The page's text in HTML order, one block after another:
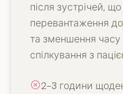
після зустрічей,
перевантаження
та зменшення
спілкування з
2-3 години